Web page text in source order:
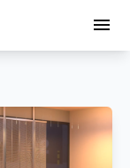
menu